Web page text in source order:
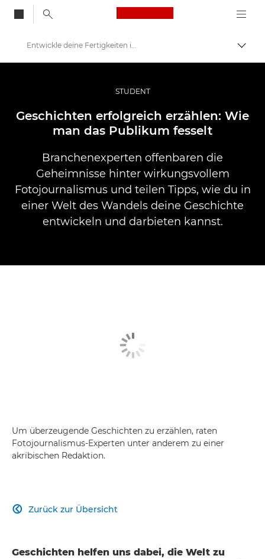
Canon Logo, back
Auf
Professionelle Fotografie und Videos
Geschichten
Entwickle deine Fertigkeiten im Fotojournalismus – Canon Europe
STUDENT
Geschichten erfolgreich erzählen: Wie
man das Publikum fesselt
Branchenexperten offenbaren die
Geheimnisse hinter wirkungsvollem
Fotojournalismus und teilen Tipps, wie du in
einer Welt des Wandels deine Geschichte
entwickeln und darbieten kannst.
Um überzeugende Geschichten zu erzählen, raten
Fotojournalismus-Experten unter anderem zu einer
akribischen Redaktion.
Zurück zur Übersicht

Geschichten helfen uns dabei, die Welt zu